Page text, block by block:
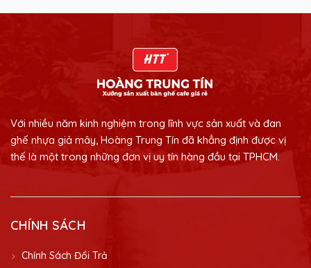
Với nhiều năm kinh nghiệm trong lĩnh vực sản xuất và đan
ghế nhựa giả mây, Hoàng Trung Tín đã khẳng định được vị
thế là một trong những đơn vị uy tín hàng đầu tại TPHCM.
CHÍNH SÁCH
Chính Sách Đổi Trả